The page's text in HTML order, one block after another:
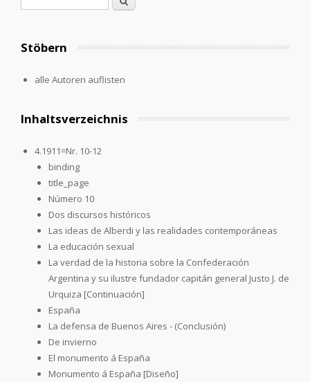
Stöbern
alle Autoren auflisten
Inhaltsverzeichnis
4.1911=Nr. 10-12
binding
title_page
Número 10
Dos discursos históricos
Las ideas de Alberdi y las realidades contemporáneas
La educación sexual
La verdad de la historia sobre la Confederación
Argentina y su ilustre fundador capitán general Justo J. de
Urquiza [Continuación]
España
La defensa de Buenos Aires - (Conclusión)
De invierno
El monumento á España
Monumento á España [Diseño]